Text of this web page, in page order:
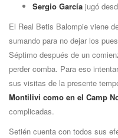
Sergio Garcí­a jugó
El Real Betis Balompie viene
sumando para no dejar los
Séptimo después de un
perder comba. Para eso
sus visitas de la presente
Montilivi como en el Camp
complicadas.
Setién cuenta con todos sus